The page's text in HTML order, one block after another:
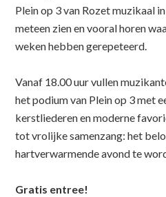
Plein op 3 van Rozet muzikaal
meteen zien en vooral horen
weken hebben gerepeteerd.
Vanaf 18.00 uur vullen
het podium van Plein op 3 met
kerstliederen en moderne
tot vrolijke samenzang: het
hartverwarmende avond te
Gratis entree!